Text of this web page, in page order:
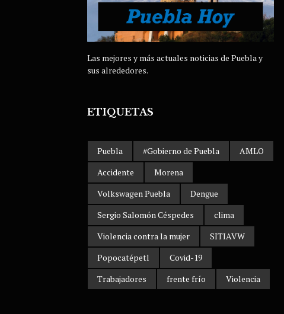
Las mejores y más actuales noticias de Puebla y
sus alrededores.
ETIQUETAS
Puebla #Gobierno de Puebla
AMLO
Accidente
Morena
Volkswagen Puebla
Dengue
Sergio Salomón Céspedes
clima
Violencia contra la mujer
SITIAVW
Popocatépetl
Covid-19
Trabajadores
frente frío Violencia